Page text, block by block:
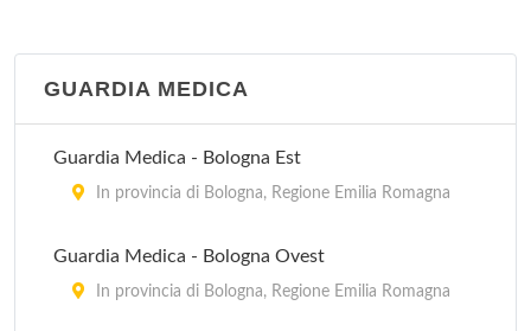
GUARDIA MEDICA
Guardia Medica - Bologna Est
In provincia di Bologna, Regione Emilia Romagna
Guardia Medica - Bologna Ovest
In provincia di Bologna, Regione Emilia Romagna